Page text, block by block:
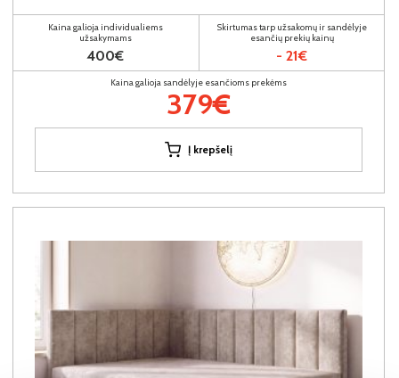
Kaina galioja individualiems
užsakymams
400€
Skirtumas tarp užsakomų ir sandėlyje
esančių prekių kainų
- 21€
Kaina galioja sandėlyje esančioms prekėms
379€
Į krepšelį